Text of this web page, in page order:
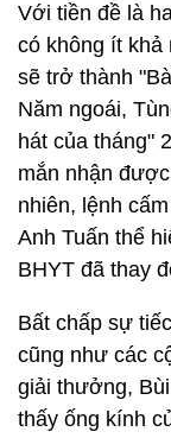
Với tiền đề là
có không ít khả
sẽ trở thành
Năm ngoái,
hát của tháng"
mắn nhận
nhiên, lệnh
Anh Tuấn thể
BHYT đã thay
Bất chấp sự
cũng như các
giải thưởng,
thấy ống kính